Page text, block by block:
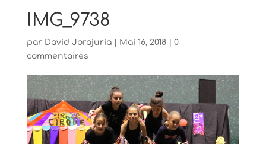
IMG_9738
par David Jorajuria| Mai 16, 2018| 0
commentaires